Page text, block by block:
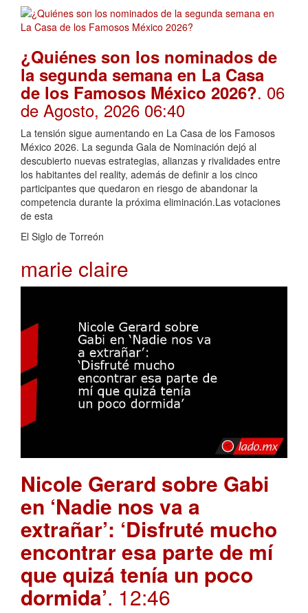
¿Quiénes son los nominados de
la segunda semana en La Casa
de los Famosos México 2026?. 06
de Agosto, 2026 06:40
La tensión sigue aumentando en La Casa de los Famosos
México 2026. La segunda Gala de Nominación dejó al
descubierto nuevas estrategias, alianzas y rivalidades entre
los habitantes del reality, además de definir a los cinco
participantes que quedaron en riesgo de abandonar la
competencia durante la próxima eliminación.Las votaciones
de esta
El Siglo de Torreón
marie claire
Nicole Gerard sobre Gabi
en ‘Nadie nos va a
extrañar’: ‘Disfruté mucho
encontrar esa parte de mí
que quizá tenía un poco
dormida’. 12:46